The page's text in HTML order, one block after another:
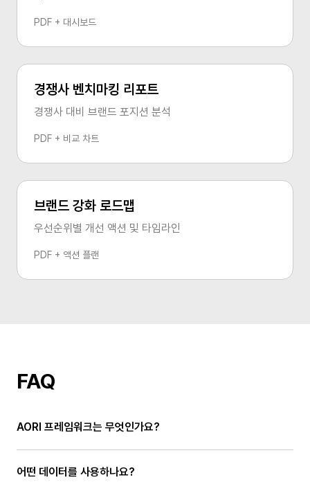
PDF + 대시보드
경쟁사 벤치마킹 리포트
경쟁사 대비 브랜드 포지션 분석
PDF + 비교 차트
브랜드 강화 로드맵
우선순위별 개선 액션 및 타임라인
PDF + 액션 플랜
FAQ
AORI 프레임워크는 무엇인가요?
어떤 데이터를 사용하나요?